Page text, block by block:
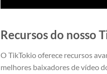
Recursos do nosso
O TikTokio oferece recursos
melhores baixadores de vídeo